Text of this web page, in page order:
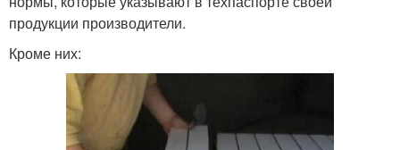
продукции производители.
Кроме них: